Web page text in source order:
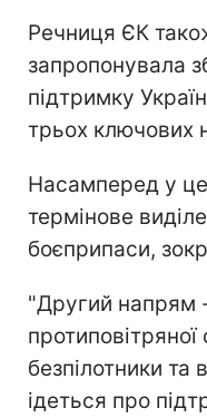
Речниця ЄК
запропонувала
підтримку
трьох ключових
Насамперед у
термінове
боєприпаси,
"Другий напрям
безпілотники
ідеться про